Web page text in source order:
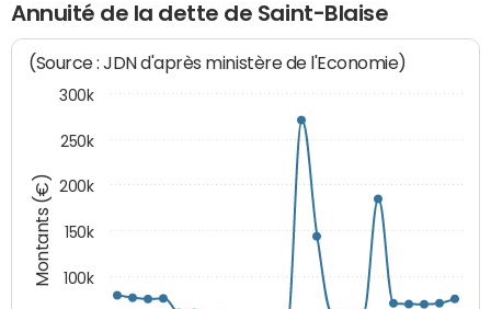
Annuité de la dette de Saint-Blaise
Montants (€)
(Source : JDN d'après ministère de l'Economie)
100k
150k
200k
250k
300k